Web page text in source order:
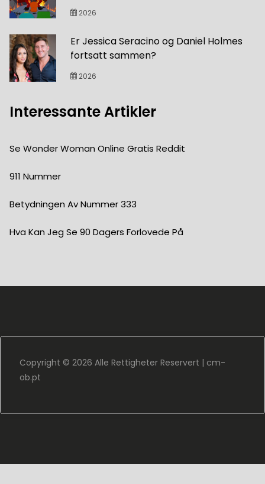
2026
Er Jessica Seracino og Daniel Holmes
fortsatt sammen?
2026
Interessante Artikler
Se Wonder Woman Online Gratis Reddit
911 Nummer
Betydningen Av Nummer 333
Hva Kan Jeg Se 90 Dagers Forlovede På
Copyright © 2026 Alle Rettigheter Reservert | cm-
ob.pt